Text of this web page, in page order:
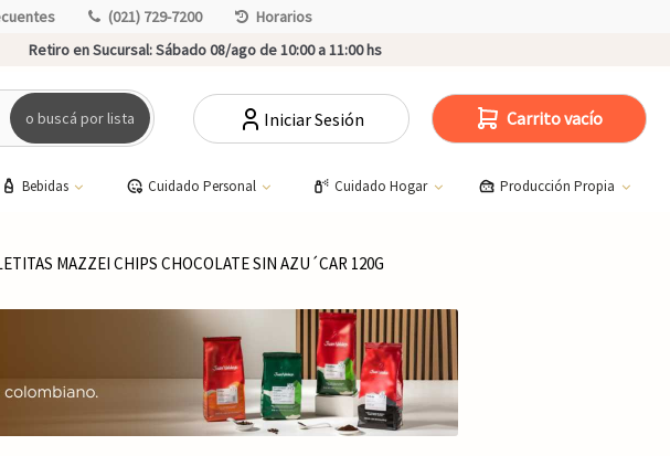
(021) 729-7200
Horarios
Retiro en Sucursal:Sábado 08/ago de 10:00 a 11:00 hs
o buscá por lista Iniciar Sesión Carrito vacío
Bebidas Cuidado Personal Cuidado Hogar Producción Propia
MAZZEI CHIPS CHOCOLATE SIN AZU´CAR 120G